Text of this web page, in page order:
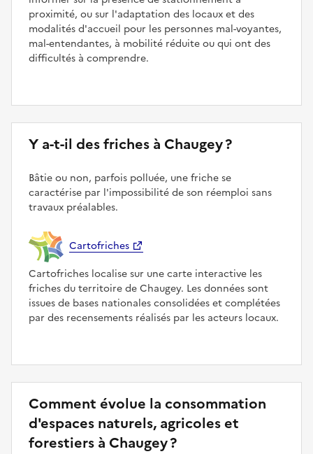
proximité, ou sur l'adaptation des locaux et des
modalités d'accueil pour les personnes mal-voyantes,
mal-entendantes, à mobilité réduite ou qui ont des
difficultés à comprendre.
Y a-t-il des friches à Chaugey ?
Bâtie ou non, parfois polluée, une friche se
caractérise par l'impossibilité de son réemploi sans
travaux préalables.
Cartofriches
Cartofriches localise sur une carte interactive les
friches du territoire de Chaugey. Les données sont
issues de bases nationales consolidées et complétées
par des recensements réalisés par les acteurs locaux.
Comment évolue la consommation
d'espaces naturels, agricoles et
forestiers à Chaugey ?